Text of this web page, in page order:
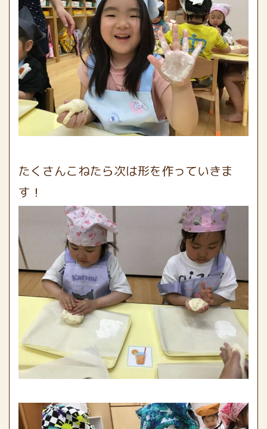
たくさんこねたら次は形を作っていきま
す！